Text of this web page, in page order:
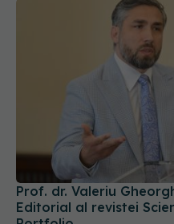
Prof. dr. Valeriu
Editorial al revistei